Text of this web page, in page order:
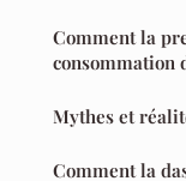
Comment la
consommation
Mythes et
Comment la